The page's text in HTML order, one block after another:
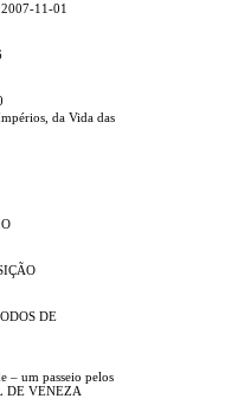
2007-11-01
da Vida das
DE
– um passeio pelos
DE VENEZA